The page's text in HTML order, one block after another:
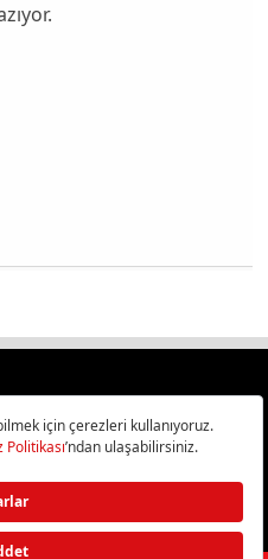
Türkiye
CHIP Online’da!